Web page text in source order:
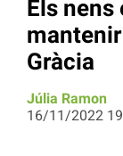
Els
Gràcia
Júlia Ramon
16/11/2022